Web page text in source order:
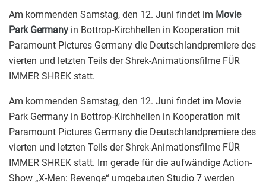
Am kommenden Samstag, den 12. Juni findet im Movie
Park Germany in Bottrop-Kirchhellen in Kooperation mit
Paramount Pictures Germany die Deutschlandpremiere des
vierten und letzten Teils der Shrek-Animationsfilme FÜR
IMMER SHREK statt.
Am kommenden Samstag, den 12. Juni findet im Movie
Park Germany in Bottrop-Kirchhellen in Kooperation mit
Paramount Pictures Germany die Deutschlandpremiere des
vierten und letzten Teils der Shrek-Animationsfilme FÜR
IMMER SHREK statt. Im gerade für die aufwändige Action-
Show „X-Men: Revenge“ umgebauten Studio 7 werden